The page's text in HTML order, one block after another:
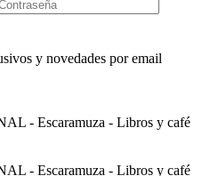
y novedades por email